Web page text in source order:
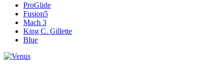
ProGlide
Fusion5
Mach 3
King C. Gillette
Blue